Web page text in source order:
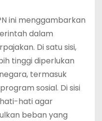
ini menggambarkan
dalam
Di satu sisi,
tinggi diperlukan
termasuk
sosial. Di sisi
hati agar
beban yang